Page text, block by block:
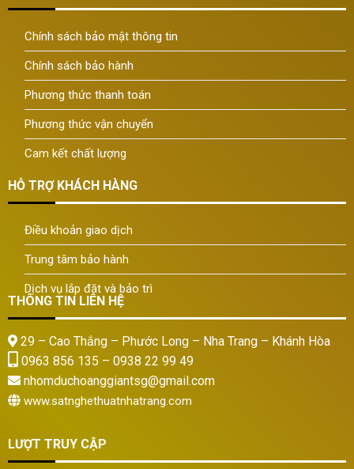
Chính sách bảo mật thông tin
Chính sách bảo hành
Phương thức thanh toán
Phương thức vận chuyển
Cam kết chất lượng
HỖ TRỢ KHÁCH HÀNG
Điều khoản giao dịch
Trung tâm bảo hành
Dịch vụ lắp đặt và bảo trì
THÔNG TIN LIÊN HỆ
29 – Cao Thắng – Phước Long – Nha Trang – Khánh Hòa
0963 856 135 – 0938 22 99 49
nhomduchoanggiantsg@gmail.com
www.satnghethuatnhatrang.com
LƯỢT TRUY CẬP